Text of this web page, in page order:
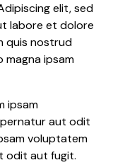
elit, sed
labore et dolore
quis nostrud
magna ipsam
ipsam
aut odit
voluptatem
odit aut fugit.